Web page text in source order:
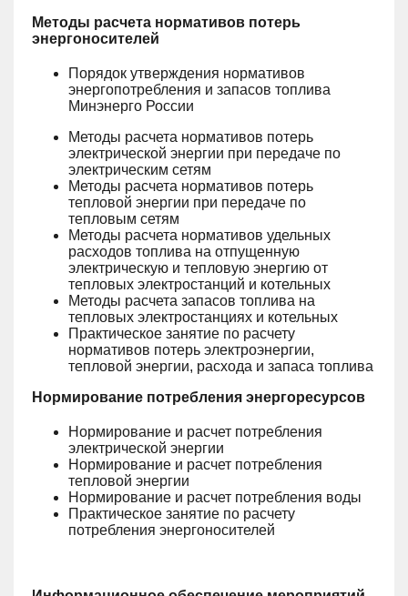
Методы расчета нормативов потерь
энергоносителей
Порядок утверждения нормативов
энергопотребления и запасов топлива
Минэнерго России
Методы расчета нормативов потерь
электрической энергии при передаче по
электрическим сетям
Методы расчета нормативов потерь
тепловой энергии при передаче по
тепловым сетям
Методы расчета нормативов удельных
расходов топлива на отпущенную
электрическую и тепловую энергию от
тепловых электростанций и котельных
Методы расчета запасов топлива на
тепловых электростанциях и котельных
Практическое занятие по расчету
нормативов потерь электроэнергии,
тепловой энергии, расхода и запаса топлива
Нормирование потребления энергоресурсов
Нормирование и расчет потребления
электрической энергии
Нормирование и расчет потребления
тепловой энергии
Нормирование и расчет потребления воды
Практическое занятие по расчету
потребления энергоносителей